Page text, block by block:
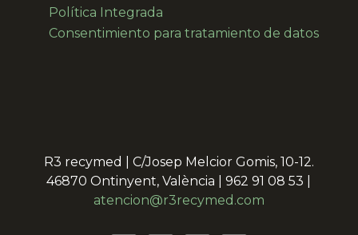
Política Integrada
Consentimiento para tratamiento de datos
R3 recymed | C/Josep Melcior Gomis, 10-12.
46870 Ontinyent, València | 962 91 08 53 |
atencion@r3recymed.com